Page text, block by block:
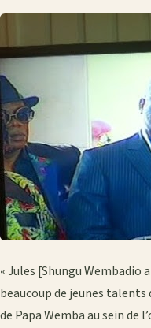
« Jules [Shungu
beaucoup de jeunes
de Papa Wemba au sein de